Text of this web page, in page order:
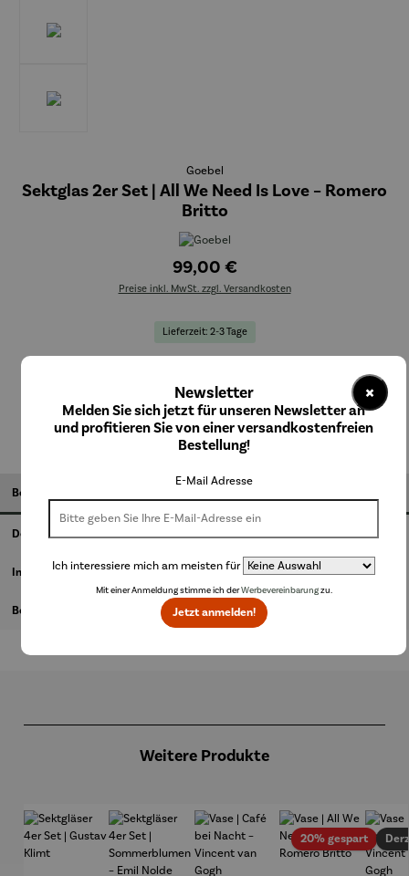
Goebel
Sektglas 2er Set | All We Need Is Love – Romero
Britto
99,00 €
Preise inkl. MwSt. zzgl. Versandkosten
Lieferzeit: 2-3 Tage
Beschreibung
Details
Informationen zum Hersteller
Bewertungen
Weitere Produkte
20% gespartRabatt
×
Newsletter
Melden Sie sich jetzt für unseren Newsletter an
und profitieren Sie von einer versandkostenfreien
Bestellung!
E-Mail Adresse
Ich interessiere mich am meisten für
Mit einer Anmeldung stimme ich derWerbevereinbarungzu.
Jetzt anmelden!